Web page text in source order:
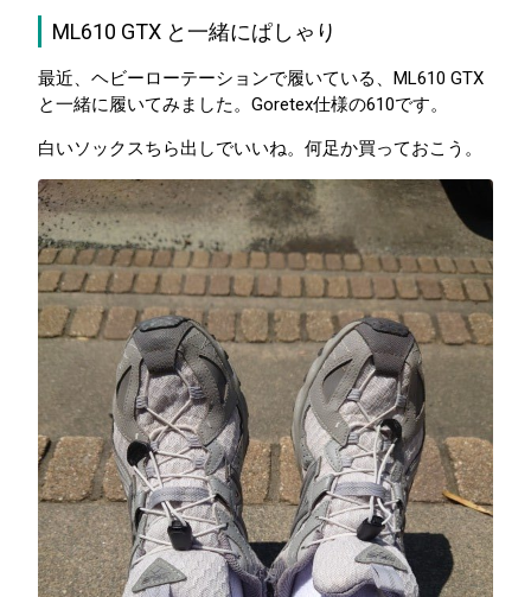
ML610 GTX と一緒にぱしゃり
最近、ヘビーローテーションで履いている、ML610 GTX
と一緒に履いてみました。Goretex仕様の610です。
白いソックスちら出しでいいね。何足か買っておこう。